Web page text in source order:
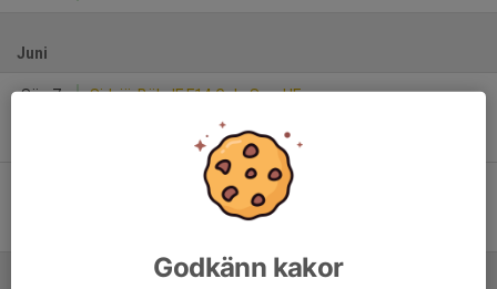
Juni
Sön 7
Sidsjö-Böle IF F14 Gul - Sund IF
IFK Sundsvall F 2014 - Sund IF
Äppellunda IP konstgräs
Godkänn kakor